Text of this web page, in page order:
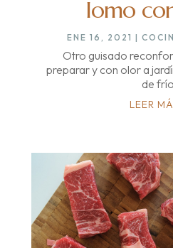
lomo
ENE 16, 2021 |
Otro guisado
preparar y con olor a
de
LEER